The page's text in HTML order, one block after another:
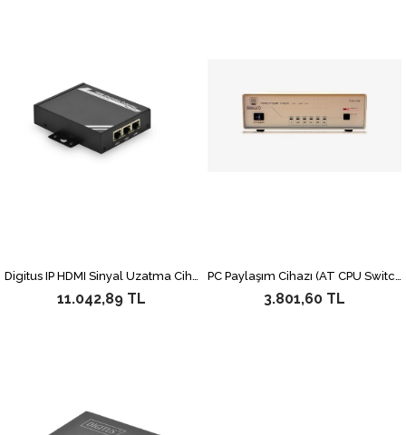
Digitus IP HDMI Sinyal Uzatma Cihazı, Alıcı (Receiver) Birim, 100 metre, Maksimum çözünürlük 1920x1080, 1 x HDMI ekran bağlantısı, 1 x RS-232 bağlantısı, uzaktan kumanda vericisi ve güç adaptörü dahil, DS-55200 Transmitter Birim ayrıca alınmalıdır
11.042,89 TL
PC Paylaşım Cihazı (AT CPU Switch), 4 PC, 1 giriş - 4 çıkış
3.801,60 TL